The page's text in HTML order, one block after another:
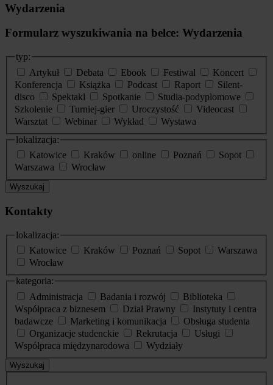
Wydarzenia
Formularz wyszukiwania na belce: Wydarzenia
typ:
Artykuł
Debata Ebook Festiwal
Koncert
Konferencja
Książka Podcast Raport
Silent-
disco
Spektakl Spotkanie
Studia-podyplomowe
Szkolenie
Turniej-gier Uroczystość
Videocast
Warsztat
Webinar Wykład
Wystawa
lokalizacja:
Katowice
Kraków online Poznań
Sopot
Warszawa
Wrocław
Wyszukaj
Kontakty
lokalizacja:
Katowice
Kraków Poznań Sopot
Warszawa
Wrocław
kategoria:
Administracja
Badania i rozwój
Biblioteka
Współpraca z biznesem
Dział Prawny
Instytuty i centra
badawcze
Marketing i komunikacja
Obsługa studenta
Organizacje studenckie
Rekrutacja
Usługi
Współpraca międzynarodowa
Wydziały
Wyszukaj